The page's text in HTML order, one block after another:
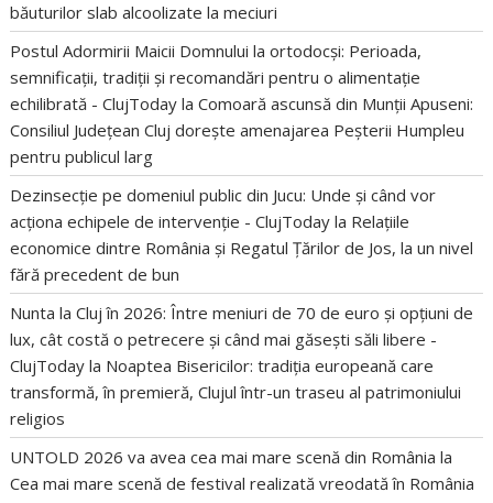
băuturilor slab alcoolizate la meciuri
Postul Adormirii Maicii Domnului la ortodocși: Perioada,
semnificații, tradiții și recomandări pentru o alimentație
echilibrată - ClujToday laComoară ascunsă din Munții Apuseni:
Consiliul Județean Cluj dorește amenajarea Peșterii Humpleu
pentru publicul larg
Dezinsecție pe domeniul public din Jucu: Unde și când vor
acționa echipele de intervenție - ClujToday la Relațiile
economice dintre România și Regatul Țărilor de Jos, la un nivel
fără precedent de bun
Nunta la Cluj în 2026: Între meniuri de 70 de euro și opțiuni de
lux, cât costă o petrecere și când mai găsești săli libere -
ClujToday la Noaptea Bisericilor: tradiția europeană care
transformă, în premieră, Clujul într-un traseu al patrimoniului
religios
UNTOLD 2026 va avea cea mai mare scenă din România la
Cea mai mare scenă de festival realizată vreodată în România